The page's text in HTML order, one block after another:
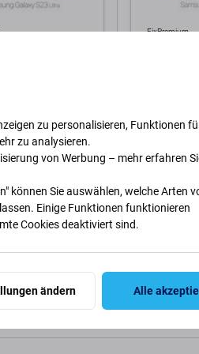
10+ Stk
FixPremium
Gehärtetes
AUF LAGER
Versand und Rückgabe
zu personalisieren, Funktionen
zu analysieren.
von Werbung – mehr erfahren
können Sie auswählen, welche Arten
Einige Funktionen funktionieren
Cookies deaktiviert sind.
ändern Alle